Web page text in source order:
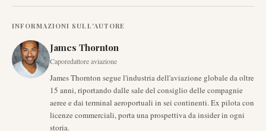
INFORMAZIONI SULL'AUTORE
James Thornton
Caporedattore aviazione
James Thornton segue l'industria dell'aviazione globale da oltre
15 anni, riportando dalle sale del consiglio delle compagnie
aeree e dai terminal aeroportuali in sei continenti. Ex pilota con
licenze commerciali, porta una prospettiva da insider in ogni
storia.